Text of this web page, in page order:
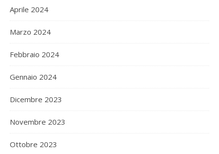
Aprile 2024
Marzo 2024
Febbraio 2024
Gennaio 2024
Dicembre 2023
Novembre 2023
Ottobre 2023